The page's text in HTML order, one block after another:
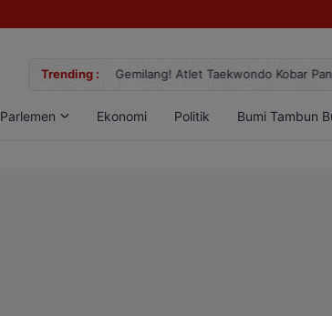
Trending : Gemilang! Atlet Taekwondo Kobar
Parlemen Ekonomi Politik Bumi Tambun